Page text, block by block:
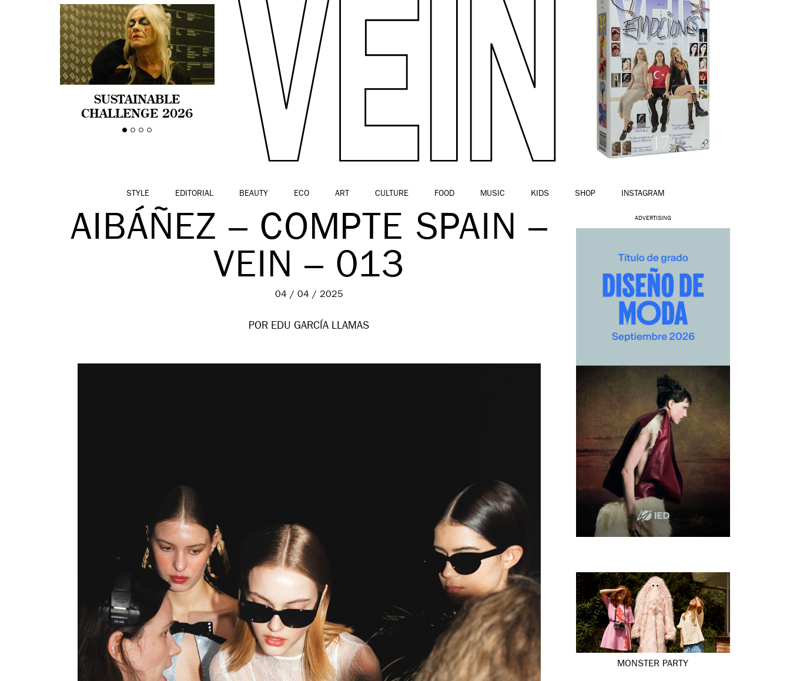
SUSTAINABLE
CHALLENGE 2026
CELEBRA LA
STYLE EDITORIAL BEAUTY ECO ART CULTURE FOOD MUSIC KIDS SHOP INSTAGRAM
AIBÁÑEZ – COMPTE SPAIN –
VEIN – 013
04 / 04 / 2025
POR EDU GARCÍA LLAMAS
ADVERTISING
MONSTER PARTY